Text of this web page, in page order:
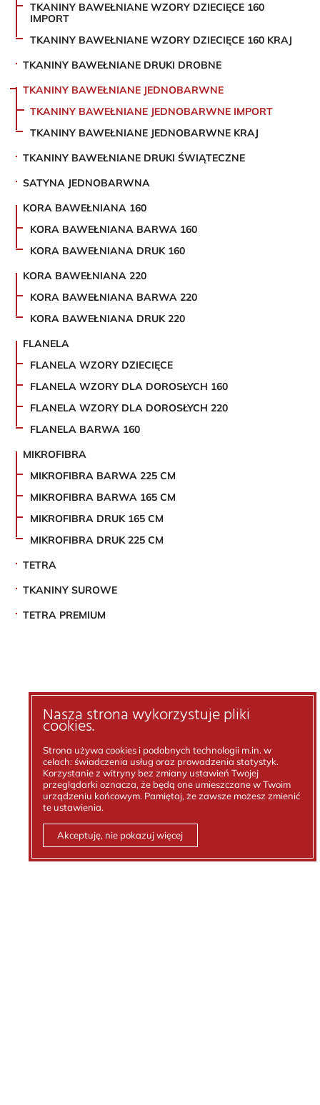
TKANINY BAWEŁNIANE WZORY DZIECIĘCE 160
IMPORT
TKANINY BAWEŁNIANE WZORY DZIECIĘCE 160 KRAJ
TKANINY BAWEŁNIANE DRUKI DROBNE
TKANINY BAWEŁNIANE JEDNOBARWNE
TKANINY BAWEŁNIANE JEDNOBARWNE IMPORT
TKANINY BAWEŁNIANE JEDNOBARWNE KRAJ
TKANINY BAWEŁNIANE DRUKI ŚWIĄTECZNE
SATYNA JEDNOBARWNA
KORA BAWEŁNIANA 160
KORA BAWEŁNIANA BARWA 160
KORA BAWEŁNIANA DRUK 160
KORA BAWEŁNIANA 220
KORA BAWEŁNIANA BARWA 220
KORA BAWEŁNIANA DRUK 220
FLANELA
FLANELA WZORY DZIECIĘCE
FLANELA WZORY DLA DOROSŁYCH 160
FLANELA WZORY DLA DOROSŁYCH 220
FLANELA BARWA 160
MIKROFIBRA
MIKROFIBRA BARWA 225 CM
MIKROFIBRA BARWA 165 CM
MIKROFIBRA DRUK 165 CM
MIKROFIBRA DRUK 225 CM
TETRA
TKANINY SUROWE
TETRA PREMIUM
Nasza strona wykorzystuje pliki
cookies.
Strona używa cookies i podobnych technologii m.in. w
celach: świadczenia usług oraz prowadzenia statystyk.
Korzystanie z witryny bez zmiany ustawień Twojej
przeglądarki oznacza, że będą one umieszczane w Twoim
urządzeniu końcowym. Pamiętaj, że zawsze możesz zmienić
te ustawienia.
Akceptuję, nie pokazuj więcej